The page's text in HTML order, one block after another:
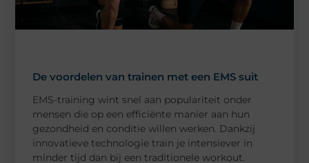
De voordelen van trainen met een EMS suit
EMS-training wint snel aan populariteit onder
mensen die op een efficiënte manier aan hun
gezondheid en conditie willen werken. Dankzij
innovatieve technologie train je intensiever in
minder tijd dan bij een traditionele workout.